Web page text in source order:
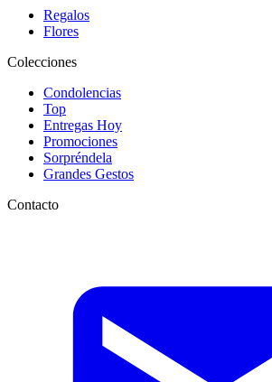
Regalos
Flores
Colecciones
Condolencias
Top
Entregas Hoy
Promociones
Sorpréndela
Grandes Gestos
Contacto